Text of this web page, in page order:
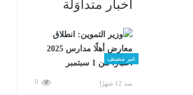
أخبار متداوَلة
غير مصنف
منذ 12 شهرًا 0